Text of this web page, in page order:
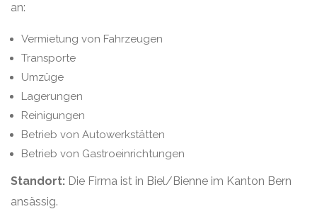
an:
Vermietung von Fahrzeugen
Transporte
Umzüge
Lagerungen
Reinigungen
Betrieb von Autowerkstätten
Betrieb von Gastroeinrichtungen
Standort: Die Firma ist in Biel/Bienne im Kanton Bern
ansässig.